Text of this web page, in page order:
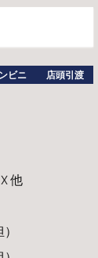
ビニ 店頭引渡
他